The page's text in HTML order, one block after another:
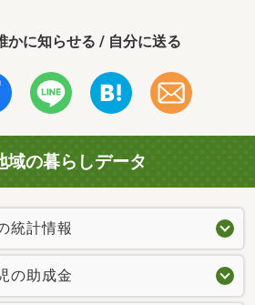
かに知らせる / 自分に送る
域の暮らしデータ
統計情報
の助成金